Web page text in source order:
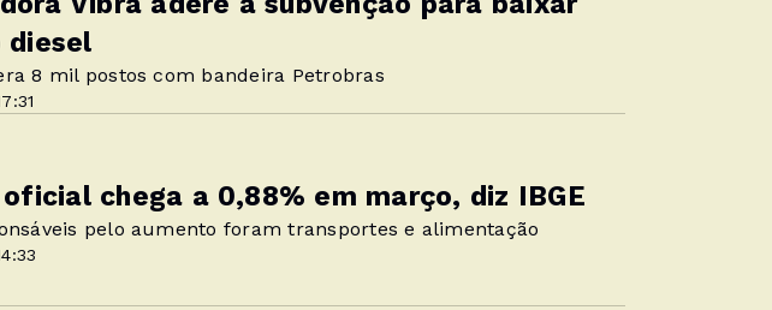
diesel
8 mil postos com bandeira Petrobras
chega a 0,88% em março, diz IBGE
pelo aumento foram transportes e alimentação